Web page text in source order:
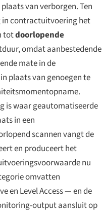
van verborgen. Ten
in contractuitvoering het
totdoorlopende
omdat aanbestedende
mate in de
plaats van genoegen te
is waar geautomatiseerde
in een
scannen vangt de
en produceert het
nu
omvatten
en Level Access — en de
output aansluit op